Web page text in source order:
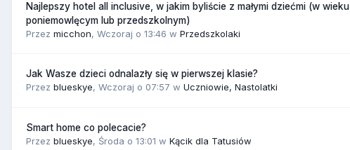
Najlepszy hotel all inclusive, w jakim byliście z małymi dziećmi (w wieku
poniemowlęcym lub przedszkolnym)
Przez micchon, Wczoraj o 13:46 w Przedszkolaki
Jak Wasze dzieci odnalazły się w pierwszej klasie?
Przez blueskye, Wczoraj o 07:57 w Uczniowie, Nastolatki
Smart home co polecacie?
Przez blueskye, Środa o 13:01 w Kącik dla Tatusiów